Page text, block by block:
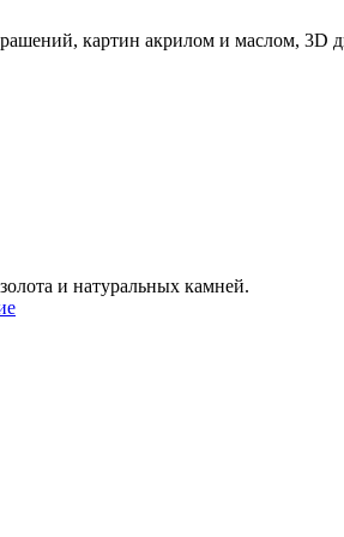
картин акрилом и маслом, 3D
и натуральных камней.